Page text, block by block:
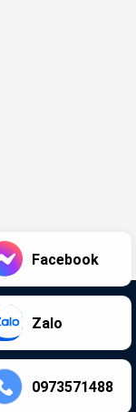
Facebook
Zalo
0973571488